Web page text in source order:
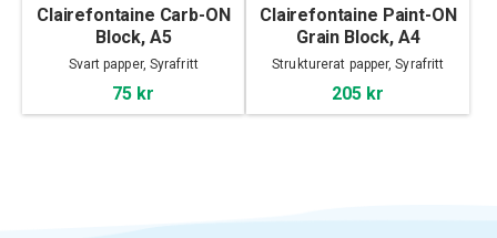
Clairefontaine Carb-ON
Block, A5
Svart papper, Syrafritt
75 kr
Clairefontaine Paint-ON
Grain Block, A4
Strukturerat papper, Syrafritt
205 kr